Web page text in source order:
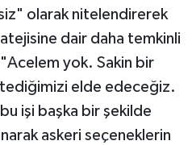
olarak nitelendirerek
dair daha temkinli
yok. Sakin bir
elde edeceğiz.
işi başka bir şekilde
askeri seçeneklerin